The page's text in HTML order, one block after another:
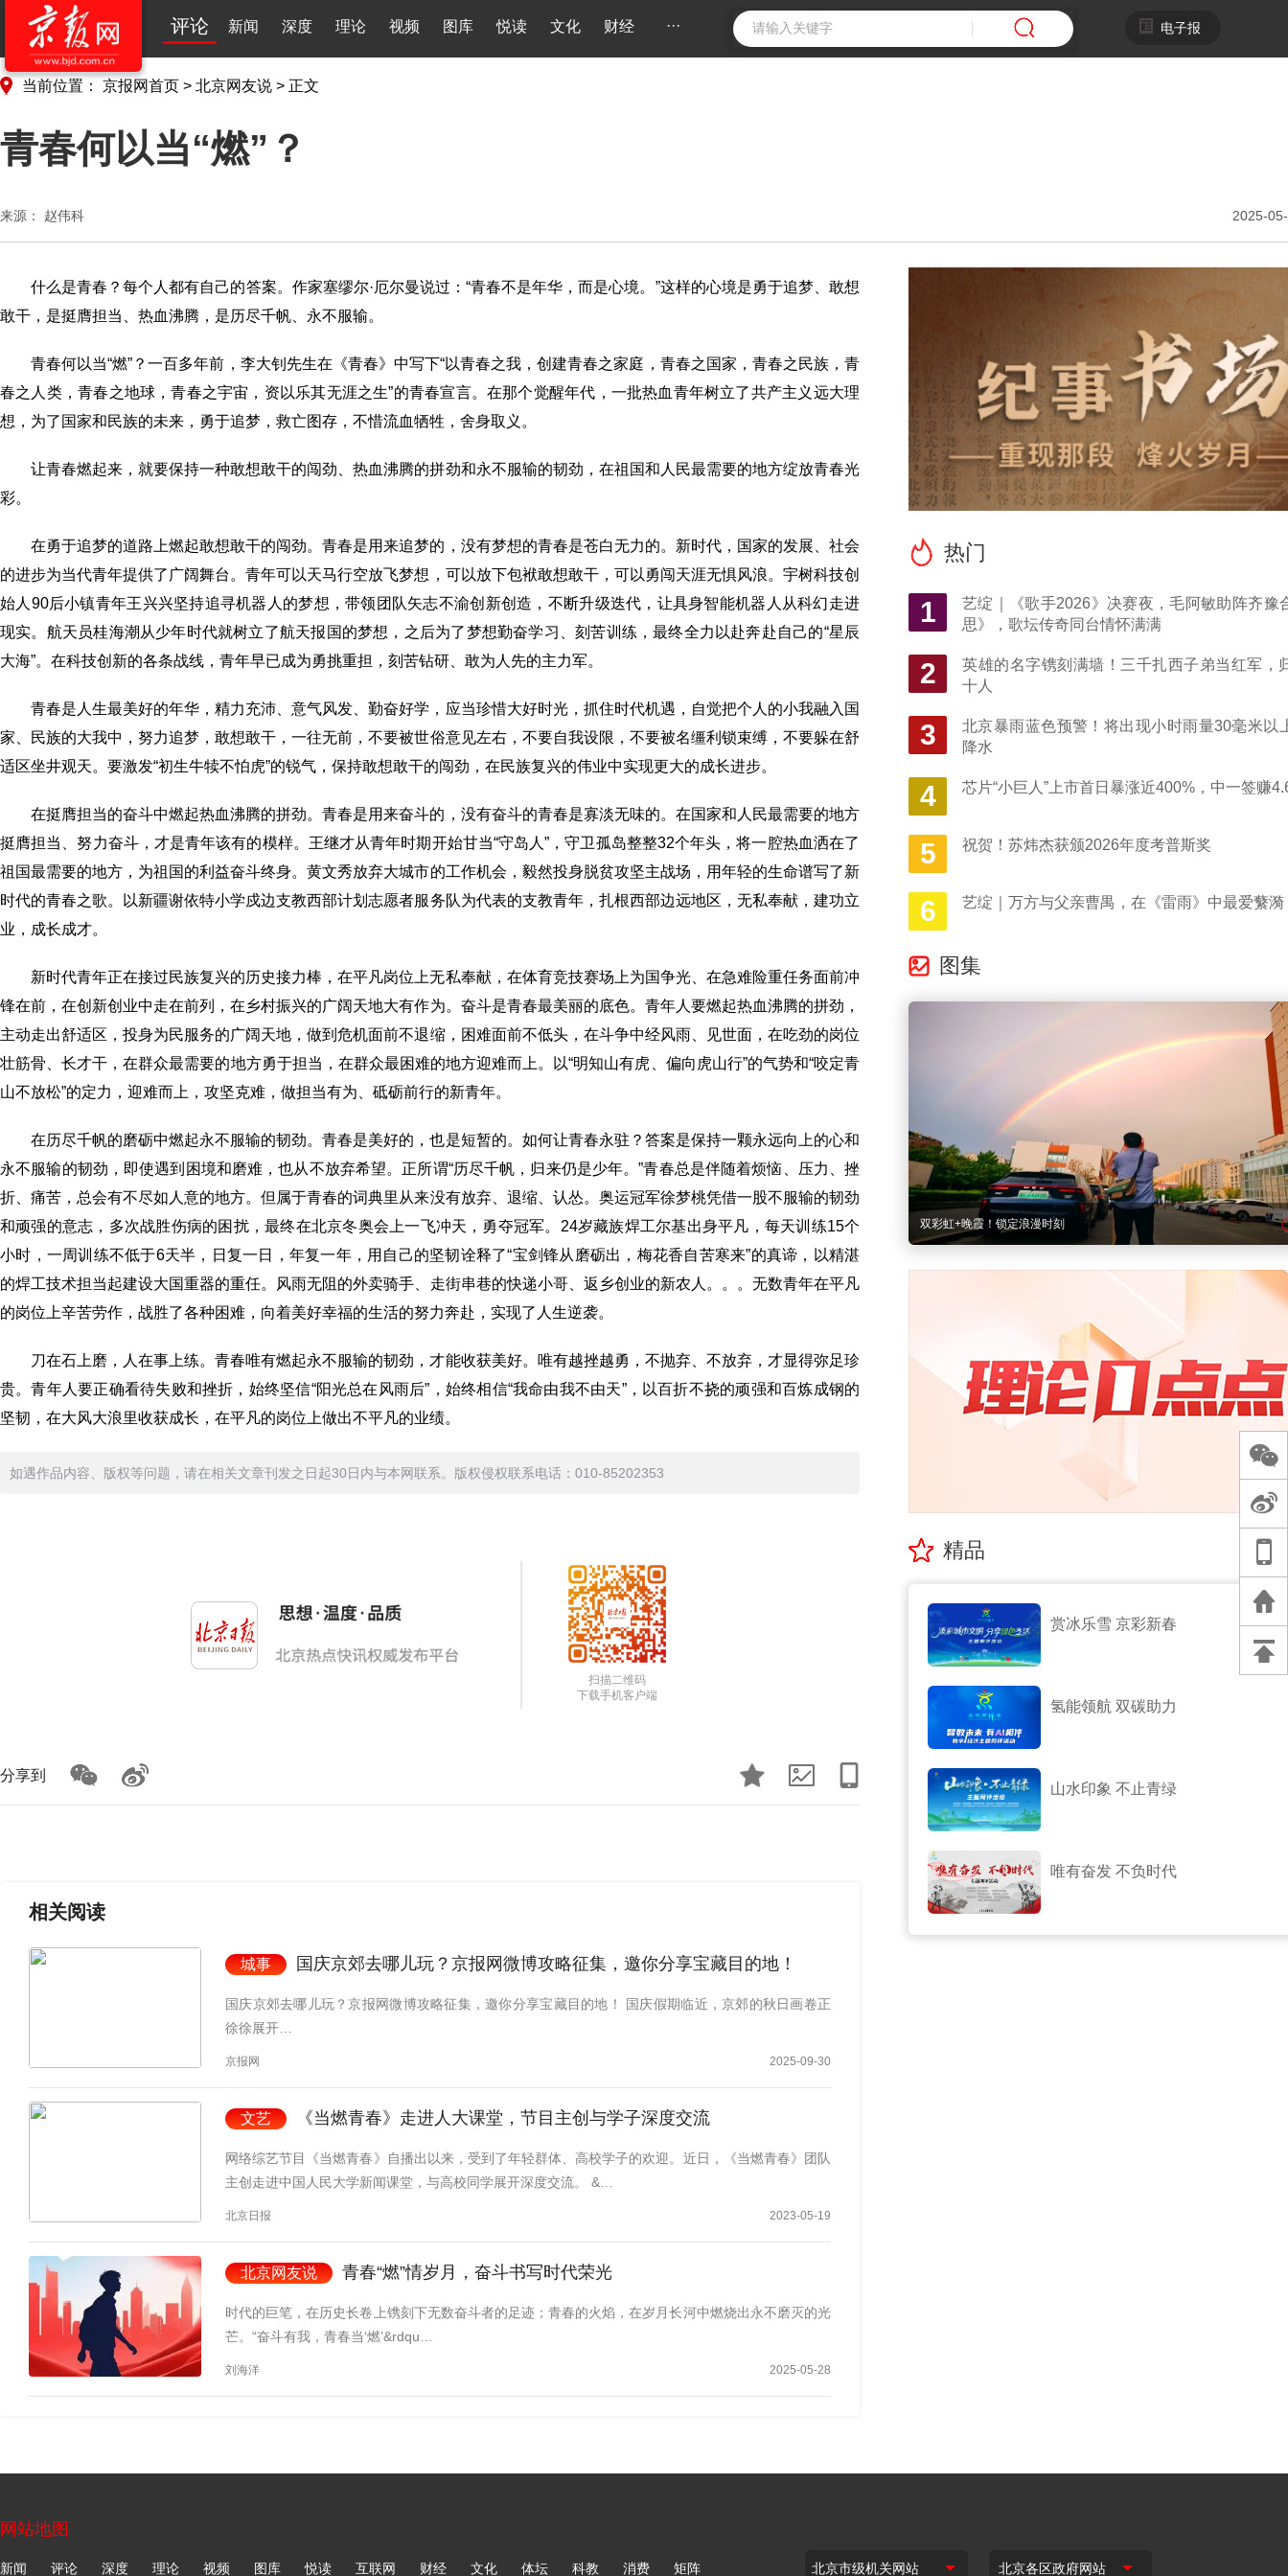
评论 新闻 深度 理论 视频 图库 悦读 文化 财经 ··· 电子报
当前位置： 京报网首页 > 北京网友说 > 正文
青春何以当“燃”？
来源： 赵伟科 2025-
什么是青春？每个人都有自己的答案。作家塞缪尔·厄尔曼说过：“青春不是年华，而是心境。”这样的心境是勇于追梦、敢想
敢干，是挺膺担当、热血沸腾，是历尽千帆、永不服输。
青春何以当“燃”？一百多年前，李大钊先生在《青春》中写下“以青春之我，创建青春之家庭，青春之国家，青春之民族，青
春之人类，青春之地球，青春之宇宙，资以乐其无涯之生”的青春宣言。在那个觉醒年代，一批热血青年树立了共产主义远大理
想，为了国家和民族的未来，勇于追梦，救亡图存，不惜流血牺牲，舍身取义。
让青春燃起来，就要保持一种敢想敢干的闯劲、热血沸腾的拼劲和永不服输的韧劲，在祖国和人民最需要的地方绽放青春光
彩。
在勇于追梦的道路上燃起敢想敢干的闯劲。青春是用来追梦的，没有梦想的青春是苍白无力的。新时代，国家的发展、社会
的进步为当代青年提供了广阔舞台。青年可以天马行空放飞梦想，可以放下包袱敢想敢干，可以勇闯天涯无惧风浪。宇树科技创
始人90后小镇青年王兴兴坚持追寻机器人的梦想，带领团队矢志不渝创新创造，不断升级迭代，让具身智能机器人从科幻走进
现实。航天员桂海潮从少年时代就树立了航天报国的梦想，之后为了梦想勤奋学习、刻苦训练，最终全力以赴奔赴自己的“星辰
大海”。在科技创新的各条战线，青年早已成为勇挑重担，刻苦钻研、敢为人先的主力军。
青春是人生最美好的年华，精力充沛、意气风发、勤奋好学，应当珍惜大好时光，抓住时代机遇，自觉把个人的小我融入国
家、民族的大我中，努力追梦，敢想敢干，一往无前，不要被世俗意见左右，不要自我设限，不要被名缰利锁束缚，不要躲在舒
适区坐井观天。要激发“初生牛犊不怕虎”的锐气，保持敢想敢干的闯劲，在民族复兴的伟业中实现更大的成长进步。
在挺膺担当的奋斗中燃起热血沸腾的拼劲。青春是用来奋斗的，没有奋斗的青春是寡淡无味的。在国家和人民最需要的地方
挺膺担当、努力奋斗，才是青年该有的模样。王继才从青年时期开始甘当“守岛人”，守卫孤岛整整32个年头，将一腔热血洒在了
祖国最需要的地方，为祖国的利益奋斗终身。黄文秀放弃大城市的工作机会，毅然投身脱贫攻坚主战场，用年轻的生命谱写了新
时代的青春之歌。以新疆谢依特小学戍边支教西部计划志愿者服务队为代表的支教青年，扎根西部边远地区，无私奉献，建功立
业，成长成才。
新时代青年正在接过民族复兴的历史接力棒，在平凡岗位上无私奉献，在体育竞技赛场上为国争光、在急难险重任务面前冲
锋在前，在创新创业中走在前列，在乡村振兴的广阔天地大有作为。奋斗是青春最美丽的底色。青年人要燃起热血沸腾的拼劲，
主动走出舒适区，投身为民服务的广阔天地，做到危机面前不退缩，困难面前不低头，在斗争中经风雨、见世面，在吃劲的岗位
壮筋骨、长才干，在群众最需要的地方勇于担当，在群众最困难的地方迎难而上。以“明知山有虎、偏向虎山行”的气势和“咬定青
山不放松”的定力，迎难而上，攻坚克难，做担当有为、砥砺前行的新青年。
在历尽千帆的磨砺中燃起永不服输的韧劲。青春是美好的，也是短暂的。如何让青春永驻？答案是保持一颗永远向上的心和
永不服输的韧劲，即使遇到困境和磨难，也从不放弃希望。正所谓“历尽千帆，归来仍是少年。”青春总是伴随着烦恼、压力、挫
折、痛苦，总会有不尽如人意的地方。但属于青春的词典里从来没有放弃、退缩、认怂。奥运冠军徐梦桃凭借一股不服输的韧劲
和顽强的意志，多次战胜伤病的困扰，最终在北京冬奥会上一飞冲天，勇夺冠军。24岁藏族焊工尔基出身平凡，每天训练15个
小时，一周训练不低于6天半，日复一日，年复一年，用自己的坚韧诠释了“宝剑锋从磨砺出，梅花香自苦寒来”的真谛，以精湛
的焊工技术担当起建设大国重器的重任。风雨无阻的外卖骑手、走街串巷的快递小哥、返乡创业的新农人。。。无数青年在平凡
的岗位上辛苦劳作，战胜了各种困难，向着美好幸福的生活的努力奔赴，实现了人生逆袭。
刀在石上磨，人在事上练。青春唯有燃起永不服输的韧劲，才能收获美好。唯有越挫越勇，不抛弃、不放弃，才显得弥足珍
贵。青年人要正确看待失败和挫折，始终坚信“阳光总在风雨后”，始终相信“我命由我不由天”，以百折不挠的顽强和百炼成钢的
坚韧，在大风大浪里收获成长，在平凡的岗位上做出不平凡的业绩。
如遇作品内容、版权等问题，请在相关文章刊发之日起30日内与本网联系。版权侵权联系电话：010-85202353
扫描二维码
下载手机客户端
分享到
相关阅读
城事 国庆京郊去哪儿玩？京报网微博攻略征集，邀你分享宝藏目的地！
国庆京郊去哪儿玩？京报网微博攻略征集，邀你分享宝藏目的地！ 国庆假期临近，京郊的秋日画卷正
徐徐展开…
京报网 2025-09-30
文艺 《当燃青春》走进人大课堂，节目主创与学子深度交流
网络综艺节目《当燃青春》自播出以来，受到了年轻群体、高校学子的欢迎。近日，《当燃青春》团队
主创走进中国人民大学新闻课堂，与高校同学展开深度交流。 &…
北京日报 2023-05-19
北京网友说 青春“燃”情岁月，奋斗书写时代荣光
时代的巨笔，在历史长卷上镌刻下无数奋斗者的足迹；青春的火焰，在岁月长河中燃烧出永不磨灭的光
芒。“奋斗有我，青春当‘燃’&rdqu…
刘海洋 2025-05-28
热门
1
艺绽｜《歌手2026》决赛夜，毛阿敏助阵齐豫
思》，歌坛传奇同台情怀满满
2
英雄的名字镌刻满墙！三千扎西子弟当红军，
十人
3
北京暴雨蓝色预警！将出现小时雨量30毫米以
降水
4 芯片“小巨人”上市首日暴涨近400%，中一签赚
5 祝贺！苏炜杰获颁2026年度考普斯奖
6 艺绽｜万方与父亲曹禺，在《雷雨》中最爱蘩漪
图集
双彩虹+晚霞！锁定浪漫时刻
精品
赏冰乐雪 京彩新春
氢能领航 双碳助力
山水印象 不止青绿
唯有奋发 不负时代
网站地图
新闻 评论 深度 理论 视频 图库 悦读 互联网 财经 文化 体坛 科教 消费 矩阵